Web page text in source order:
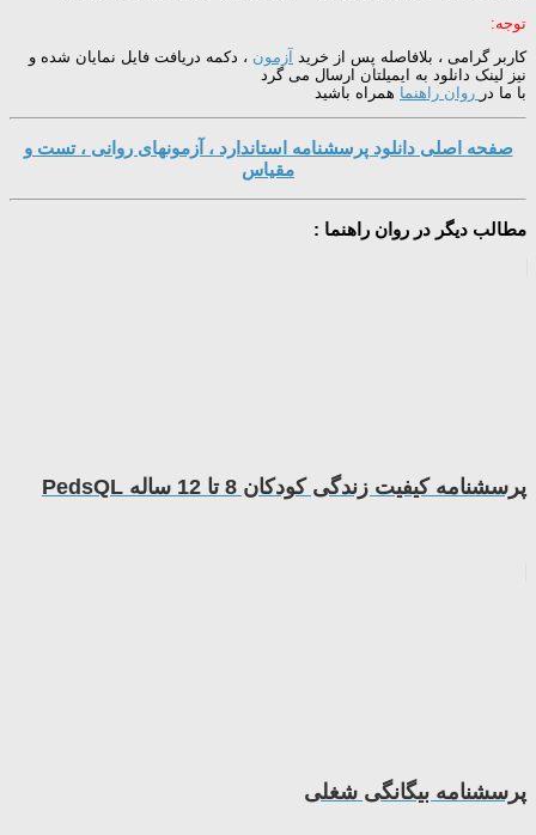
توجه:
کاربر گرامی ، بلافاصله پس از خرید
آزمون ، دکمه دریافت فایل نمایان شده و
نیز لینک دانلود به ایمیلتان ارسال می گرد
با ما در روان راهنما همراه باشید
صفحه اصلی دانلود پرسشنامه استاندارد ، آزمونهای روانی ، تست و
مقیاس
مطالب دیگر در روان راهنما :
پرسشنامه کیفیت زندگی کودکان 8 تا 12 ساله PedsQL
پرسشنامه بیگانگی شغلی